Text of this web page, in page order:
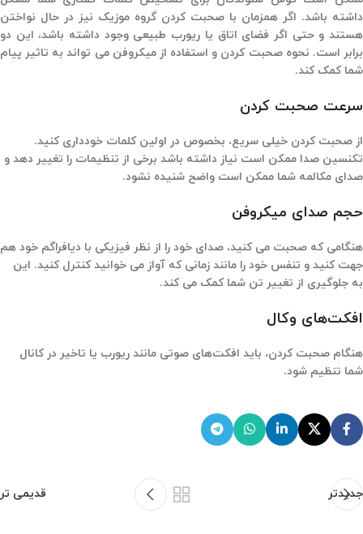
داشته باشد. اگر همزمان با صحبت کردن گروه موزیک نیز در حال نواختن
هستند و حتی اگر فضای اتاق یا ریورب طبیعی وجود داشته باشد، این دو
برابر است. نحوه صحبت کردن و استفاده از میکروفن می تواند به تاثیر پیام
شما کمک کند.
سرعت صحبت کردن
از صحبت کردن خیلی سریع، بخصوص در اولین کلمات خودداری کنید.
تکنسین صدا ممکن است نیاز داشته باشد برخی از تنظیمات را تغییر دهد و
صدای مکالمه شما ممکن است واضح شنیده نشود.
حجم صدای میکروفن
هنگامی که صحبت می کنید، صدای خود را از نظر فیزیکی با دیافراگم خود هم
جهت کنید و تنفس خود را مانند زمانی که آواز می خوانید کنترل کنید. این
به جلوگیری از تغییر تن شما کمک می کند.
افکت‌های وکال
هنگام صحبت کردن، باید افکت‌های صوتی مانند ریورب یا تاخیر در کانال
شما تنظیم شود.
جدیدتر قدیمی تر